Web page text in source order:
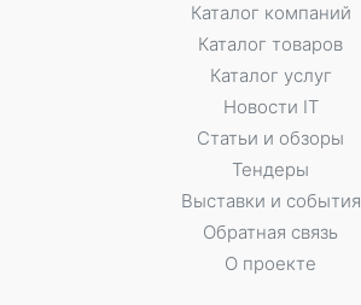
Каталог компаний
Каталог товаров
Каталог услуг
Новости IT
Статьи и обзоры
Тендеры
Выставки и события
Обратная связь
О проекте